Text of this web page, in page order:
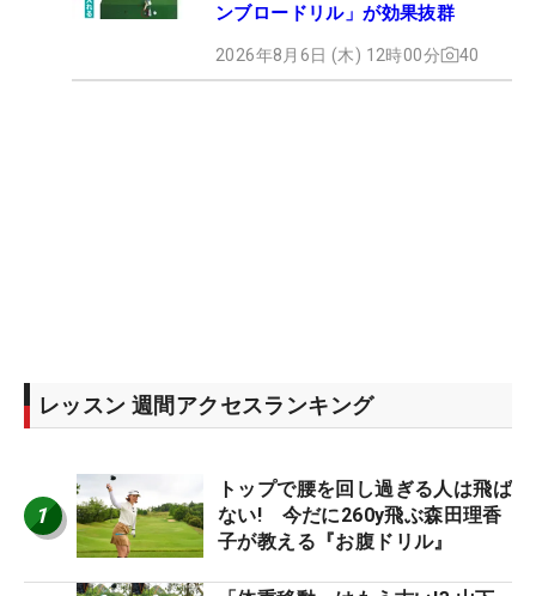
ンブロードリル」が効果抜群
2026年8月6日 (木) 12時00分 40
レッスン 週間アクセスランキング
1
トップで腰を回し過ぎる人は飛ば
ない! 今だに260y飛ぶ森田理香
子が教える『お腹ドリル』